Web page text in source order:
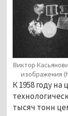
Виктор
изображения
К 1958 году
тысяч тонн